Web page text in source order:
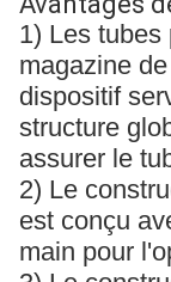
1) Les
magazine
dispositif
structure
assurer le
2) Le
est conçu
main pour